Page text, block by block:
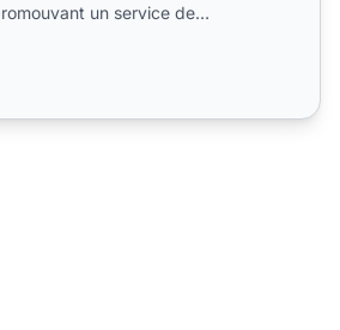
un service de